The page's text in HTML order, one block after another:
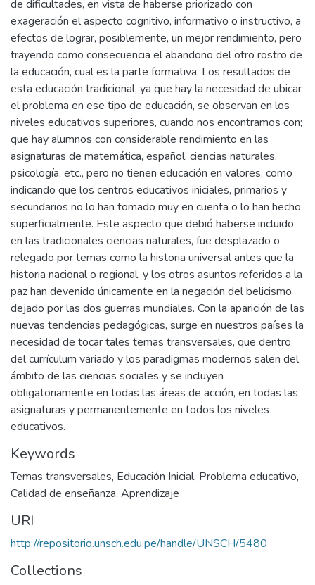
de dificultades, en vista de haberse priorizado con
exageración el aspecto cognitivo, informativo o instructivo, a
efectos de lograr, posiblemente, un mejor rendimiento, pero
trayendo como consecuencia el abandono del otro rostro de
la educación, cual es la parte formativa. Los resultados de
esta educación tradicional, ya que hay la necesidad de ubicar
el problema en ese tipo de educación, se observan en los
niveles educativos superiores, cuando nos encontramos con;
que hay alumnos con considerable rendimiento en las
asignaturas de matemática, español, ciencias naturales,
psicología, etc., pero no tienen educación en valores, como
indicando que los centros educativos iniciales, primarios y
secundarios no lo han tomado muy en cuenta o lo han hecho
superficialmente. Este aspecto que debió haberse incluido
en las tradicionales ciencias naturales, fue desplazado o
relegado por temas como la historia universal antes que la
historia nacional o regional, y los otros asuntos referidos a la
paz han devenido únicamente en la negación del belicismo
dejado por las dos guerras mundiales. Con la aparición de las
nuevas tendencias pedagógicas, surge en nuestros países la
necesidad de tocar tales temas transversales, que dentro
del currículum variado y los paradigmas modernos salen del
ámbito de las ciencias sociales y se incluyen
obligatoriamente en todas las áreas de acción, en todas las
asignaturas y permanentemente en todos los niveles
educativos.
Keywords
Temas transversales, Educación Inicial, Problema educativo,
Calidad de enseñanza, Aprendizaje
URI
http://repositorio.unsch.edu.pe/handle/UNSCH/5480
Collections